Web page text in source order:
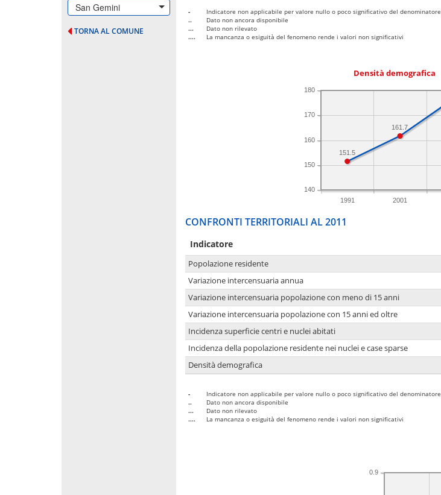
San Gemini
TORNA AL COMUNE
-
Indicatore non applicabile per valore nullo o poco significativo del denominatore
..
Dato non ancora disponibile
...
Dato non rilevato
....
La mancanza o esiguità del fenomeno rende i valori non significativi
Densità demografica
1991 2001
140
150
160
170
180
161.7
151.5
CONFRONTI TERRITORIALI AL 2011
Indicatore
Popolazione residente
Variazione intercensuaria annua
Variazione intercensuaria popolazione con meno di 15 anni
Variazione intercensuaria popolazione con 15 anni ed oltre
Incidenza superficie centri e nuclei abitati
Incidenza della popolazione residente nei nuclei e case sparse
Densità demografica
-
Indicatore non applicabile per valore nullo o poco significativo del denominatore
..
Dato non ancora disponibile
...
Dato non rilevato
....
La mancanza o esiguità del fenomeno rende i valori non significativi
0.9